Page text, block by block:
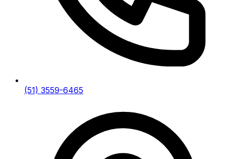
(51) 3559-6465